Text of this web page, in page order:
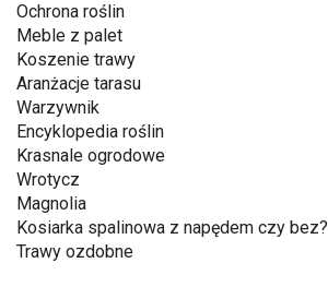
Ochrona roślin
Meble z palet
Koszenie trawy
Aranżacje tarasu
Warzywnik
Encyklopedia roślin
Krasnale ogrodowe
Wrotycz
Magnolia
Kosiarka spalinowa z napędem czy bez?
Trawy ozdobne